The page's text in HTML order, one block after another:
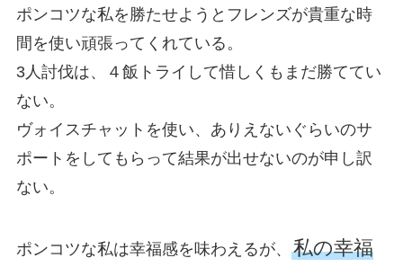
ポンコツな私を勝たせようとフレンズが貴重な時
間を使い頑張ってくれている。
3人討伐は、４飯トライして惜しくもまだ勝ててい
ない。
ヴォイスチャットを使い、ありえないぐらいのサ
ポートをしてもらって結果が出せないのが申し訳
ない。
ポンコツな私は幸福感を味わえるが、 私の幸福